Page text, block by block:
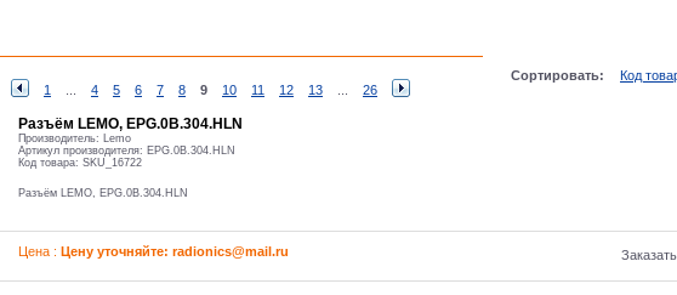
Сортировать: Код
1 4 5 6 7 8 9 10 11 12 13 26
Разъём LEMO, EPG.0B.304.HLN
Производитель: Lemo
Артикул производителя: EPG.0B.304.HLN
Код товара: SKU_16722
Разъём LEMO, EPG.0B.304.HLN
Заказать
Цена : Цену уточняйте: radioniсs@mail.ru